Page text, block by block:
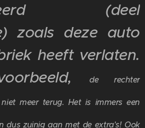
(deel
zoals deze auto
heeft verlaten.
de rechter
meer terug. Het is immers een
dus zuinig aan met de extra's! Ook